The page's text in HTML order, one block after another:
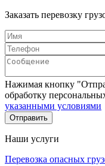
Заказать перевозку
Нажимая кнопку
обработку
указанными условиями
Отправить
Наши услуги
Перевозка опасных